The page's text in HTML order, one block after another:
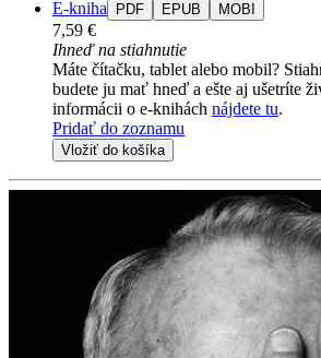
E-kniha PDF EPUB MOBI
7,59 €
Ihneď na stiahnutie
Máte čítačku, tablet alebo mobil?
budete ju mať hneď a ešte aj ušetríte
informácii o e-knihách nájdete tu.
Pridať do zoznamu
Vložiť do košíka